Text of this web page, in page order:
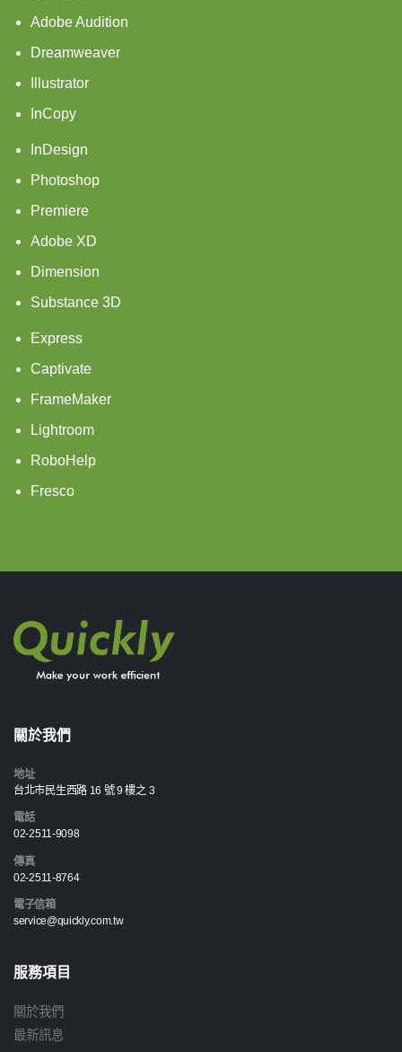
Adobe Audition
Dreamweaver
Illustrator
InCopy
InDesign
Photoshop
Premiere
Adobe XD
Dimension
Substance 3D
Express
Captivate
FrameMaker
Lightroom
RoboHelp
Fresco
關於我們
地址
台北市民生西路 16 號 9 樓之 3
電話
02-2511-9098
傳真
02-2511-8764
電子信箱
service@quickly.com.tw
服務項目
關於我們
最新訊息